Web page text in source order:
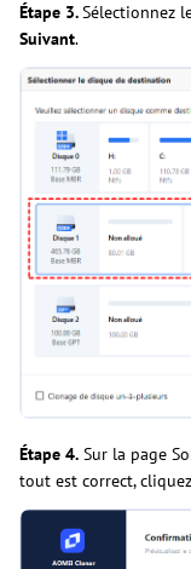
Étape 3.Sélectionnez
Suivant.
Étape 4. Sur la page
tout est correct,